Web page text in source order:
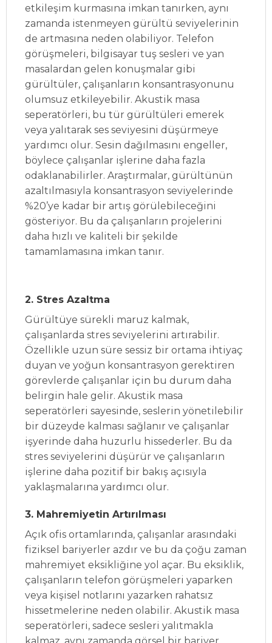
etkileşim kurmasına imkan tanırken, aynı
zamanda istenmeyen gürültü seviyelerinin
de artmasına neden olabiliyor. Telefon
görüşmeleri, bilgisayar tuş sesleri ve yan
masalardan gelen konuşmalar gibi
gürültüler, çalışanların konsantrasyonunu
olumsuz etkileyebilir. Akustik masa
seperatörleri, bu tür gürültüleri emerek
veya yalıtarak ses seviyesini düşürmeye
yardımcı olur. Sesin dağılmasını engeller,
böylece çalışanlar işlerine daha fazla
odaklanabilirler. Araştırmalar, gürültünün
azaltılmasıyla konsantrasyon seviyelerinde
%20’ye kadar bir artış görülebileceğini
gösteriyor. Bu da çalışanların projelerini
daha hızlı ve kaliteli bir şekilde
tamamlamasına imkan tanır.
2. Stres Azaltma
Gürültüye sürekli maruz kalmak,
çalışanlarda stres seviyelerini artırabilir.
Özellikle uzun süre sessiz bir ortama ihtiyaç
duyan ve yoğun konsantrasyon gerektiren
görevlerde çalışanlar için bu durum daha
belirgin hale gelir. Akustik masa
seperatörleri sayesinde, seslerin yönetilebilir
bir düzeyde kalması sağlanır ve çalışanlar
işyerinde daha huzurlu hissederler. Bu da
stres seviyelerini düşürür ve çalışanların
işlerine daha pozitif bir bakış açısıyla
yaklaşmalarına yardımcı olur.
3. Mahremiyetin Artırılması
Açık ofis ortamlarında, çalışanlar arasındaki
fiziksel bariyerler azdır ve bu da çoğu zaman
mahremiyet eksikliğine yol açar. Bu eksiklik,
çalışanların telefon görüşmeleri yaparken
veya kişisel notlarını yazarken rahatsız
hissetmelerine neden olabilir. Akustik masa
seperatörleri, sadece sesleri yalıtmakla